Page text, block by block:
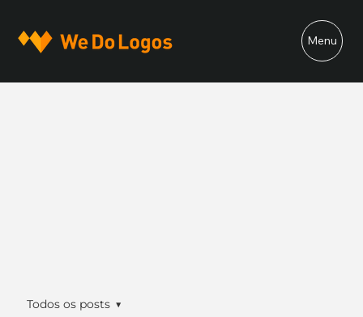
Menu
Todos os posts